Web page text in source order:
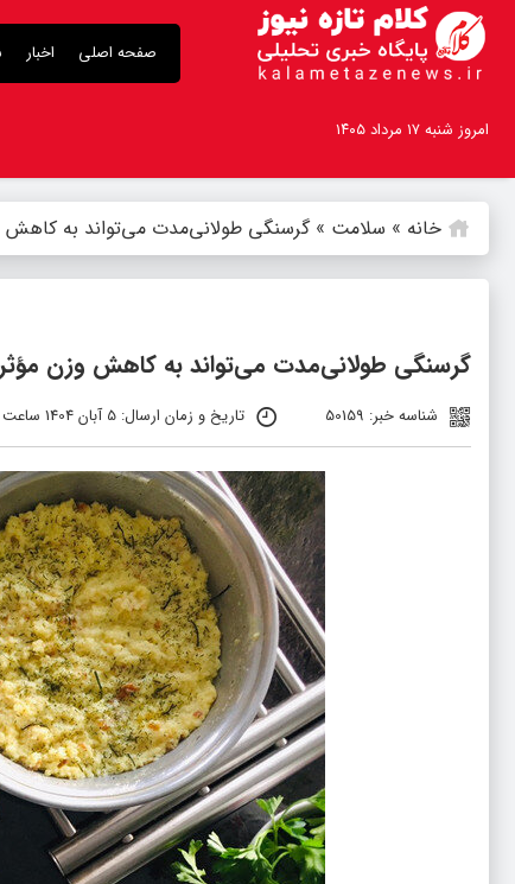
صفحه اصلی اخبار
امروز شنبه ۱۷ مرداد ۱۴۰۵
خانه » سلامت »گرسنگی طولانی‌مدت می‌تواند به کاهش
گرسنگی طولانی‌مدت می‌تواند به کاهش وزن
شناسه خبر: 50159 تاریخ و زمان ارسال: 5 آبان 1404 ساعت 10:51